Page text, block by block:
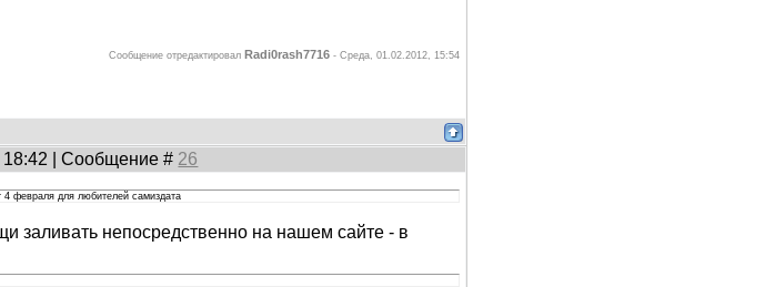
Сообщение отредактировал Radi0rash7716 -Среда, 01.02.2012, 15:54
18:42 | Сообщение # 26
4 февраля для любителей самиздата
заливать непосредственно на нашем сайте - в